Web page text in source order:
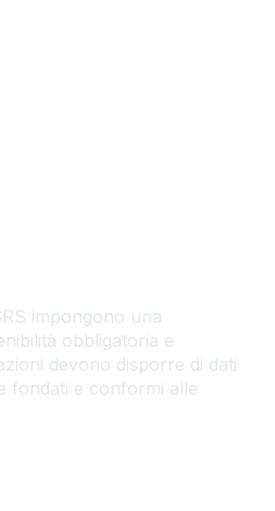
impongono una
obbligatoria e
devono disporre di dati
fondati e conformi alle